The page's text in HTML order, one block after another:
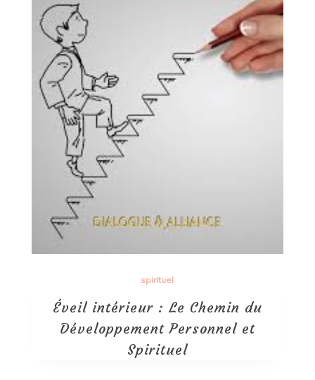
spirituel
Éveil intérieur : Le Chemin du
Développement Personnel et
Spirituel